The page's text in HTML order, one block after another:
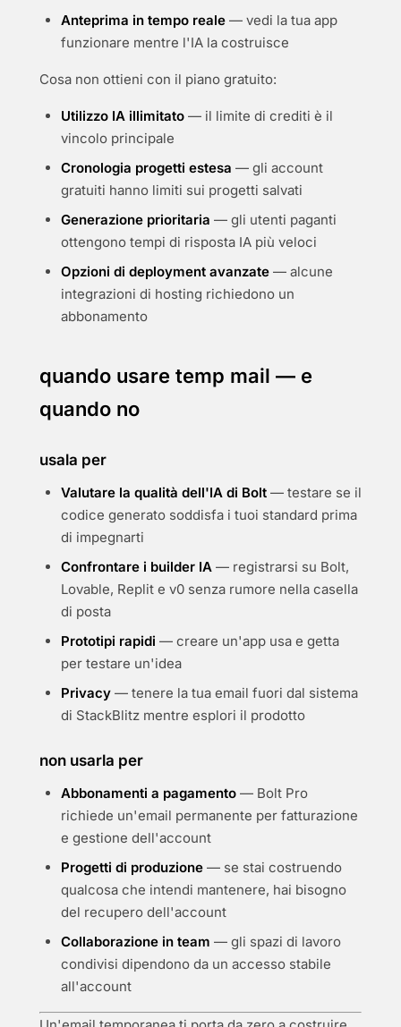
Anteprima in tempo reale — vedi la tua app
funzionare mentre l'IA la costruisce
Cosa non ottieni con il piano gratuito:
Utilizzo IA illimitato — il limite di crediti è il
vincolo principale
Cronologia progetti estesa — gli account
gratuiti hanno limiti sui progetti salvati
Generazione prioritaria — gli utenti paganti
ottengono tempi di risposta IA più veloci
Opzioni di deployment avanzate — alcune
integrazioni di hosting richiedono un
abbonamento
quando usare temp mail — e
quando no
usala per
Valutare la qualità dell'IA di Bolt — testare se il
codice generato soddisfa i tuoi standard prima
di impegnarti
Confrontare i builder IA — registrarsi su Bolt,
Lovable, Replit e v0 senza rumore nella casella
di posta
Prototipi rapidi — creare un'app usa e getta
per testare un'idea
Privacy — tenere la tua email fuori dal sistema
di StackBlitz mentre esplori il prodotto
non usarla per
Abbonamenti a pagamento — Bolt Pro
richiede un'email permanente per fatturazione
e gestione dell'account
Progetti di produzione — se stai costruendo
qualcosa che intendi mantenere, hai bisogno
del recupero dell'account
Collaborazione in team — gli spazi di lavoro
condivisi dipendono da un accesso stabile
all'account